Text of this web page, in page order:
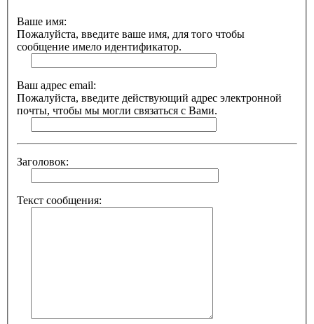
Ваше имя:
Пожалуйста, введите ваше имя, для того чтобы
сообщение имело идентификатор.
Ваш адрес email:
Пожалуйста, введите действующий адрес электронной
почты, чтобы мы могли связаться с Вами.
Заголовок:
Текст сообщения: